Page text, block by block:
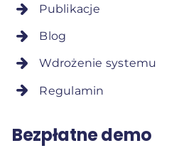
Publikacje
Blog
Wdrożenie systemu
Regulamin
Bezpłatne demo